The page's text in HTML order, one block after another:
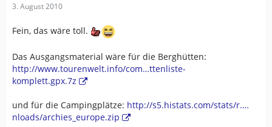
3. August 2010
Fein, das wäre toll.
Das Ausgangsmaterial wäre für die Berghütten:
http://www.tourenwelt.info/com…ttenliste-
komplett.gpx.7z
und für die Campingplätze: http://s5.histats.com/stats/r.…
nloads/archies_europe.zip